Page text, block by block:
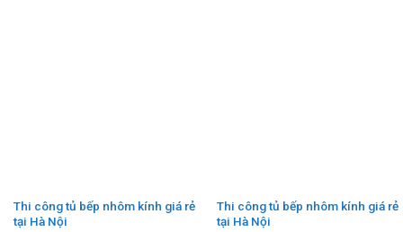
Thi công tủ bếp nhôm kính giá rẻ
tại Hà Nội
Thi công tủ bếp nhôm kính giá rẻ
tại Hà Nội